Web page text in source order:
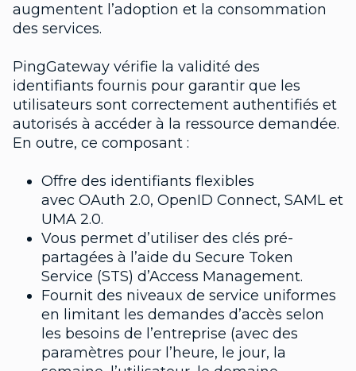
augmentent l’adoption et la consommation
des services.
PingGateway vérifie la validité des
identifiants fournis pour garantir que les
utilisateurs sont correctement authentifiés et
autorisés à accéder à la ressource demandée.
En outre, ce composant :
Offre des identifiants flexibles
avec OAuth 2.0, OpenID Connect, SAML et
UMA 2.0.
Vous permet d’utiliser des clés pré-
partagées à l’aide du Secure Token
Service (STS) d’Access Management.
Fournit des niveaux de service uniformes
en limitant les demandes d’accès selon
les besoins de l’entreprise (avec des
paramètres pour l’heure, le jour, la